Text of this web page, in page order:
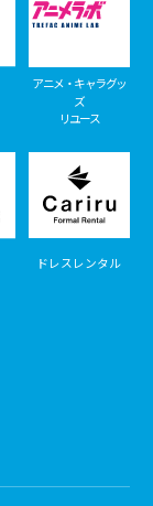
アニメ・キャラグッ
ズ
リユース
ドレスレンタル